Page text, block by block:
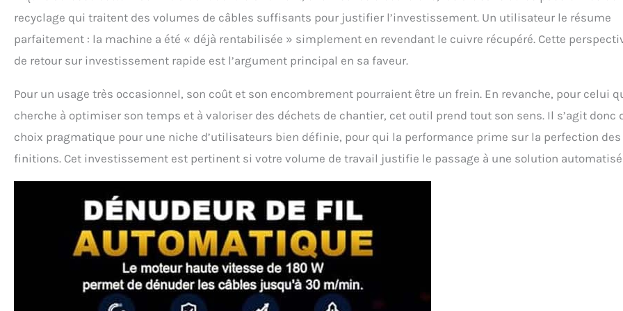
recyclage qui traitent des volumes de câbles suffisants pour justifier l’investissement. Un utilisateur le résume
parfaitement : la machine a été « déjà rentabilisée » simplement en revendant le cuivre récupéré. Cette
de retour sur investissement rapide est l’argument principal en sa faveur.
Pour un usage très occasionnel, son coût et son encombrement pourraient être un frein. En revanche, pour celui
cherche à optimiser son temps et à valoriser des déchets de chantier, cet outil prend tout son sens. Il s’agit donc
choix pragmatique pour une niche d’utilisateurs bien définie, pour qui la performance prime sur la perfection des
finitions. Cet investissement est pertinent si votre volume de travail justifie le passage à une solution